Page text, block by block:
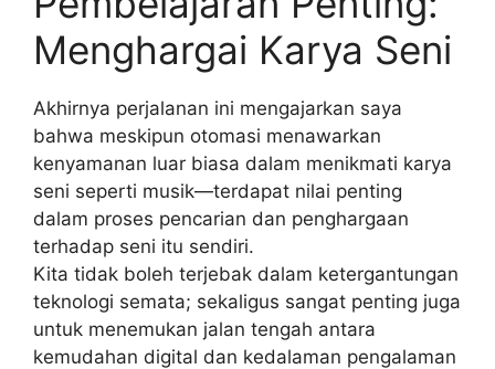
Menghargai Karya Seni
Akhirnya perjalanan ini mengajarkan saya
bahwa meskipun otomasi menawarkan
kenyamanan luar biasa dalam menikmati karya
seni seperti musik—terdapat nilai penting
dalam proses pencarian dan penghargaan
terhadap seni itu sendiri.
Kita tidak boleh terjebak dalam ketergantungan
teknologi semata; sekaligus sangat penting juga
untuk menemukan jalan tengah antara
kemudahan digital dan kedalaman pengalaman